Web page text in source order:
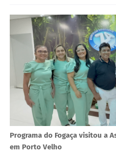
Programa do Fogaça visitou a
em Porto Velho